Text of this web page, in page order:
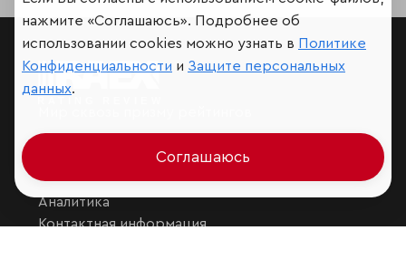
Аналитика
Контактная информация
нажмите «Соглашаюсь». Подробнее об
использовании cookies можно узнать в Политике
Конфиденциальности и Защите персональных
данных.
Соглашаюсь